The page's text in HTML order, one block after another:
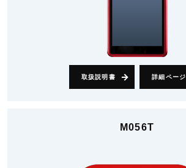
取扱説明書 詳細ページ
M056T